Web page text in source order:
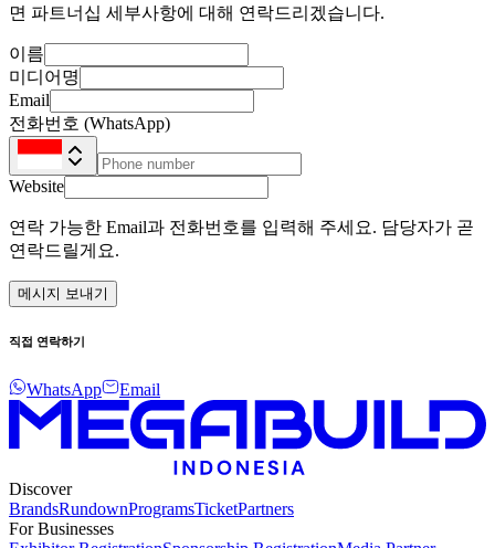
면 파트너십 세부사항에 대해 연락드리겠습니다.
이름
미디어명
Email
전화번호 (WhatsApp)
Website
연락 가능한 Email과 전화번호를 입력해 주세요. 담당자가 곧
연락드릴게요.
메시지 보내기
직접 연락하기
WhatsApp Email
Discover
BrandsRundownProgramsTicketPartners
For Businesses